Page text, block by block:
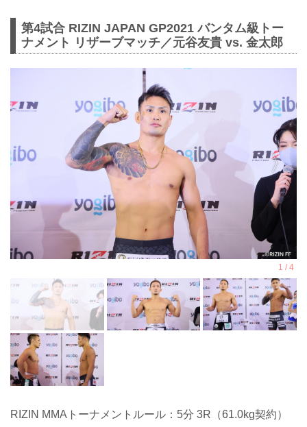
第4試合 RIZIN JAPAN GP2021 バンタム級トー
ナメント リザーブマッチ／元谷友貴 vs. 金太郎
RIZIN MMAトーナメントルール：5分 3R（61.0kg契約）